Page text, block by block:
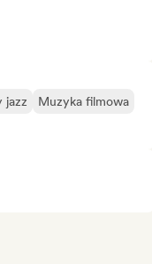
jazz
Muzyka filmowa